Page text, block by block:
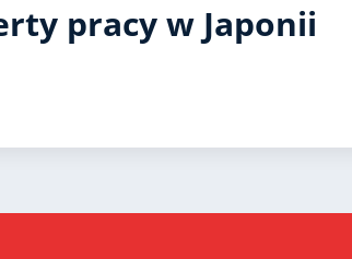
pracy w Japonii